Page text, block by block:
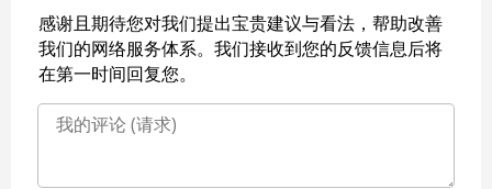
感谢且期待您对我们提出宝贵建议与看法，帮助改善
我们的网络服务体系。我们接收到您的反馈信息后将
在第一时间回复您。